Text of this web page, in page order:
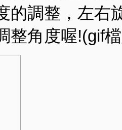
的調整，左右
整角度喔!(gif